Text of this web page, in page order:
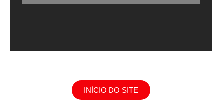
INÍCIO DO SITE